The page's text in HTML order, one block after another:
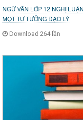
NGỮ VĂN LỚP 12 NGHỊ
MỘT TƯ TƯỞNG ĐẠO LÝ
Download 264 lần